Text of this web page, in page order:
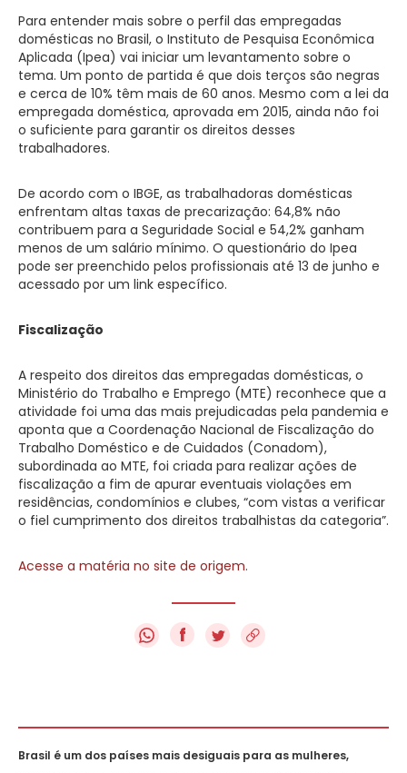
Para entender mais sobre o perfil das empregadas
domésticas no Brasil, o Instituto de Pesquisa Econômica
Aplicada (Ipea) vai iniciar um levantamento sobre o
tema. Um ponto de partida é que dois terços são negras
e cerca de 10% têm mais de 60 anos. Mesmo com a lei da
empregada doméstica, aprovada em 2015, ainda não foi
o suficiente para garantir os direitos desses
trabalhadores.‌
De acordo com o IBGE, as trabalhadoras domésticas
enfrentam altas taxas de precarização: 64,8% não
contribuem para a Seguridade Social e 54,2% ganham
menos de um salário mínimo. O questionário do Ipea
pode ser preenchido pelos profissionais até 13 de junho e
acessado por um link específico.
Fiscalização
A respeito dos direitos das empregadas domésticas, o
Ministério do Trabalho e Emprego (MTE) reconhece que a
atividade foi uma das mais prejudicadas pela pandemia e
aponta que a Coordenação Nacional de Fiscalização do
Trabalho Doméstico e de Cuidados (Conadom),
subordinada ao MTE, foi criada para realizar ações de
fiscalização a fim de apurar eventuais violações em
residências, condomínios e clubes, “com vistas a verificar
o fiel cumprimento dos direitos trabalhistas da categoria”.
Acesse a matéria no site de origem.
f
Brasil é um dos países mais desiguais para as mulheres,